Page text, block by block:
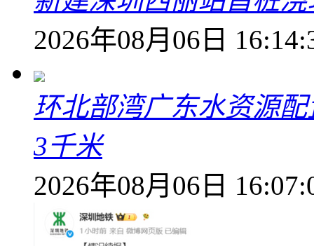
2026年08月06日
环北部湾广东水资源
3千米
2026年08月06日